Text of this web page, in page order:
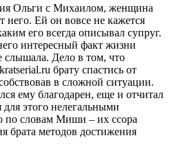
Ольги с Михаилом, женщина
него. Ей он вовсе не кажется
его всегда описывал супруг.
интересный факт жизни
слышала. Дело в том, что
брату спастись от
в сложной ситуации.
ему благодарен, еще и отчитал
для этого нелегальными
по словам Миши – их ссора
брата методов достижения